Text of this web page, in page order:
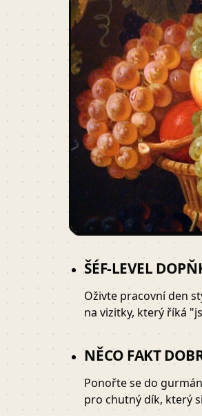
ŠÉF-LEVEL
Oživte pracovní den
na vizitky, který říká
NĚCO FAKT
Ponořte se do
pro chutný dík, který